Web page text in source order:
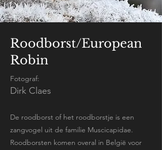
Roodborst/European
Robin
Fotograf:
Dirk Claes
De roodborst of het roodborstje is een
zangvogel uit de familie Muscicapidae.
Roodborsten komen overal in België voor